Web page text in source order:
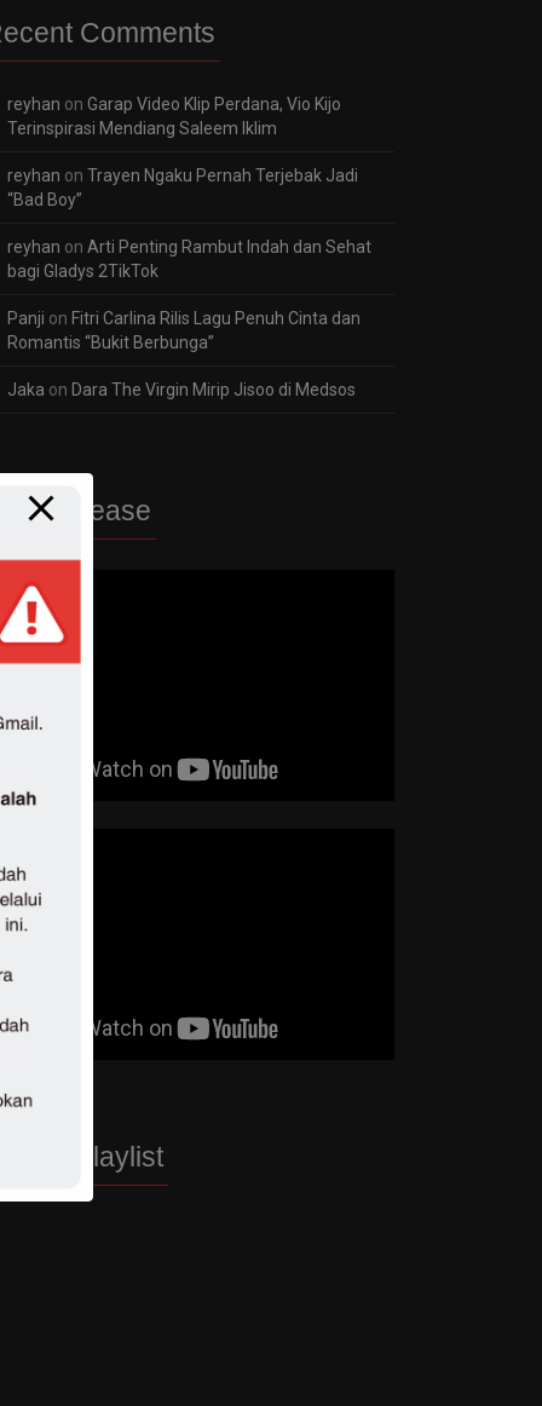
Comments
reyhan on Garap Video Klip Perdana, Vio Kijo
Terinspirasi Mendiang Saleem Iklim
reyhan on Trayen Ngaku Pernah Terjebak Jadi
“Bad Boy”
reyhan on Arti Penting Rambut Indah dan Sehat
bagi Gladys 2TikTok
Panji on Fitri Carlina Rilis Lagu Penuh Cinta dan
Romantis “Bukit Berbunga”
Jaka on Dara The Virgin Mirip Jisoo di Medsos
Release
Playlist